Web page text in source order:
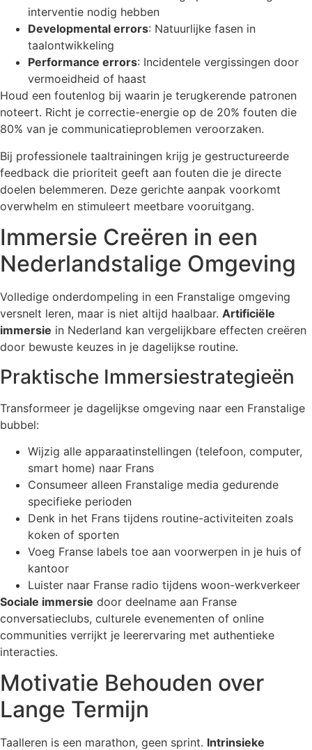
interventie nodig hebben
Developmental errors: Natuurlijke fasen in
taalontwikkeling
Performance errors: Incidentele vergissingen door
vermoeidheid of haast
Houd een foutenlog bij waarin je terugkerende patronen
noteert. Richt je correctie-energie op de 20% fouten die
80% van je communicatieproblemen veroorzaken.
Bij professionele taaltrainingen krijg je gestructureerde
feedback die prioriteit geeft aan fouten die je directe
doelen belemmeren. Deze gerichte aanpak voorkomt
overwhelm en stimuleert meetbare vooruitgang.
Immersie Creëren in een
Nederlandstalige Omgeving
Volledige onderdompeling in een Franstalige omgeving
versnelt leren, maar is niet altijd haalbaar. Artificiële
immersie in Nederland kan vergelijkbare effecten creëren
door bewuste keuzes in je dagelijkse routine.
Praktische Immersiestrategieën
Transformeer je dagelijkse omgeving naar een Franstalige
bubbel:
Wijzig alle apparaatinstellingen (telefoon, computer,
smart home) naar Frans
Consumeer alleen Franstalige media gedurende
specifieke perioden
Denk in het Frans tijdens routine-activiteiten zoals
koken of sporten
Voeg Franse labels toe aan voorwerpen in je huis of
kantoor
Luister naar Franse radio tijdens woon-werkverkeer
Sociale immersie door deelname aan Franse
conversatieclubs, culturele evenementen of online
communities verrijkt je leerervaring met authentieke
interacties.
Motivatie Behouden over
Lange Termijn
Taalleren is een marathon, geen sprint. Intrinsieke